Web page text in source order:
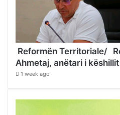
Reformën Territoriale/
Ahmetaj, anëtari i
1 week ago